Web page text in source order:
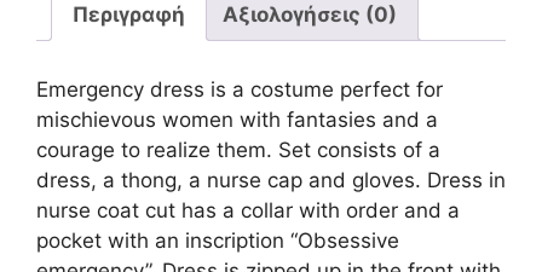
Περιγραφή Αξιολογήσεις (0)
Emergency dress is a costume perfect for
mischievous women with fantasies and a
courage to realize them. Set consists of a
dress, a thong, a nurse cap and gloves. Dress in
nurse coat cut has a collar with order and a
pocket with an inscription “Obsessive